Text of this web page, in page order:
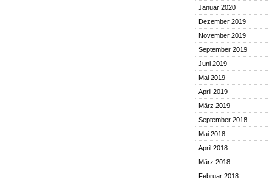
Januar 2020
Dezember 2019
November 2019
September 2019
Juni 2019
Mai 2019
April 2019
März 2019
September 2018
Mai 2018
April 2018
März 2018
Februar 2018